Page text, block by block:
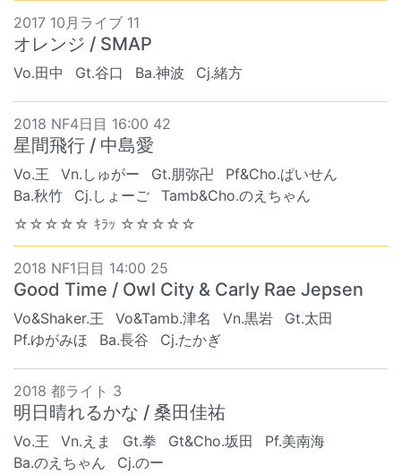
2017 10月ライブ 11
オレンジ / SMAP
Vo.田中 Gt.谷口 Ba.神波 Cj.緒方
2018 NF4日目 16:00 42
星間飛行 / 中島愛
Vo.王 Vn.しゅがー Gt.朋弥卍
Pf&Cho.ぱいせん
Ba.秋竹
Cj.しょーご
Tamb&Cho.のえちゃん
☆☆☆☆☆ ｷﾗｯ ☆☆☆☆☆
2018 NF1日目 14:00 25
Good Time / Owl City & Carly Rae Jepsen
Vo&Shaker.王 Vo&Tamb.津名 Vn.黒岩
Gt.太田
Pf.ゆがみほ
Ba.長谷 Cj.たかぎ
2018 都ライト 3
明日晴れるかな / 桑田佳祐
Vo.王 Vn.えま Gt.拳 Gt&Cho.坂田
Pf.美南海
Ba.のえちゃん
Cj.のー